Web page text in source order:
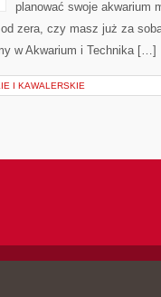
planować swoje akwarium
zera, czy masz już za
w Akwarium i Technika […]
I KAWALERSKIE